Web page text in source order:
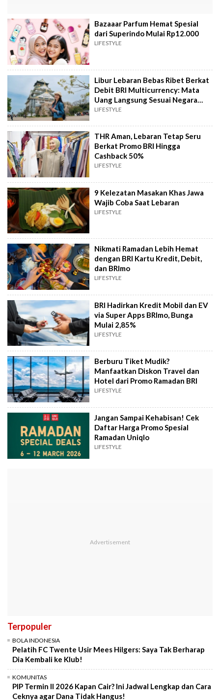
Bazaaar Parfum Hemat Spesial
dari Superindo Mulai Rp12.000
LIFESTYLE
Libur Lebaran Bebas Ribet Berkat
Debit BRI Multicurrency: Mata
Uang Langsung Sesuai Negara
Tujuan
LIFESTYLE
THR Aman, Lebaran Tetap Seru
Berkat Promo BRI Hingga
Cashback 50%
LIFESTYLE
9 Kelezatan Masakan Khas Jawa
Wajib Coba Saat Lebaran
LIFESTYLE
Nikmati Ramadan Lebih Hemat
dengan BRI Kartu Kredit, Debit,
dan BRImo
LIFESTYLE
BRI Hadirkan Kredit Mobil dan EV
via Super Apps BRImo, Bunga
Mulai 2,85%
LIFESTYLE
Berburu Tiket Mudik?
Manfaatkan Diskon Travel dan
Hotel dari Promo Ramadan BRI
LIFESTYLE
Jangan Sampai Kehabisan! Cek
Daftar Harga Promo Spesial
Ramadan Uniqlo
LIFESTYLE
Terpopuler
BOLA INDONESIA
Pelatih FC Twente Usir Mees Hilgers: Saya Tak Berharap
Dia Kembali ke Klub!
KOMUNITAS
PIP Termin II 2026 Kapan Cair? Ini Jadwal Lengkap dan Cara
Ceknya agar Dana Tidak Hangus!